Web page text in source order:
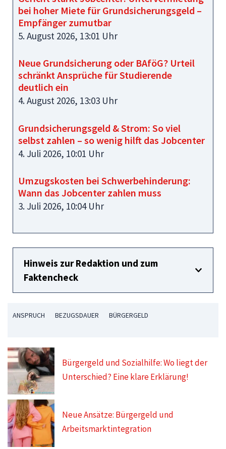
bei hoher Miete für Grundsicherungsgeld –
Empfänger zumutbar
5. August 2026, 13:01 Uhr
Neue Grundsicherung oder BAföG? Urteil
schränkt Ansprüche für Studierende
deutlich ein
4. August 2026, 13:03 Uhr
Grundsicherungsgeld & Strom: So viel
selbst zahlen – so wenig hilft das Jobcenter
4. Juli 2026, 10:01 Uhr
Umzugskosten bei Schwerbehinderung:
Wann das Jobcenter zahlen muss
3. Juli 2026, 10:04 Uhr
Hinweis zur Redaktion und zum
Faktencheck
ANSPRUCH BEZUGSDAUER BÜRGERGELD
Bürgergeld und Sozialhilfe: Wo liegt der
Unterschied? Eine klare Erklärung!
Neue Ansätze: Bürgergeld und
Arbeitsmarktintegration